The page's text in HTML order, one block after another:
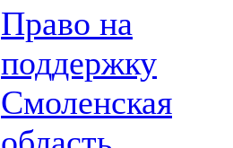
Право на
поддержку
Смоленская